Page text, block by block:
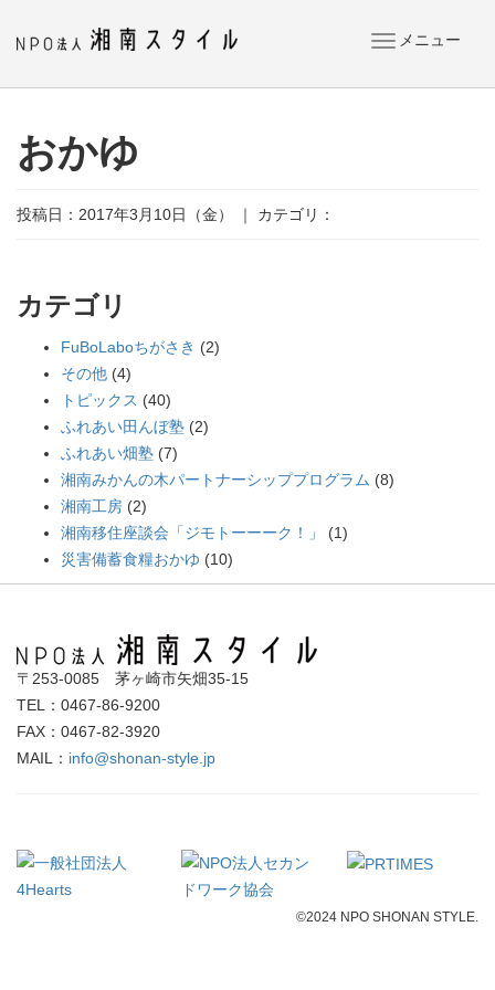
ナ メニュー
おかゆ
投稿日：2017年3月10日（金） ｜ カテゴリ：
カテゴリ
FuBoLaboちがさき (2)
その他 (4)
トピックス (40)
ふれあい田んぼ塾 (2)
ふれあい畑塾 (7)
湘南みかんの木パートナーシッププログラム (8)
湘南工房 (2)
湘南移住座談会「ジモトーーーク！」
(1)
災害備蓄食糧おかゆ (10)
〒253-0085 茅ヶ崎市矢畑35-15
TEL：0467-86-9200
FAX：0467-82-3920
MAIL： info@shonan-style.jp
©2024 NPO SHONAN STYLE.